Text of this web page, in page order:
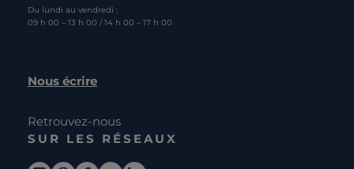
Du lundi au vendredi :
09 h 00 – 13 h 00 / 14 h 00 – 17 h 00
Nous écrire
Retrouvez-nous
SUR LES RÉSEAUX